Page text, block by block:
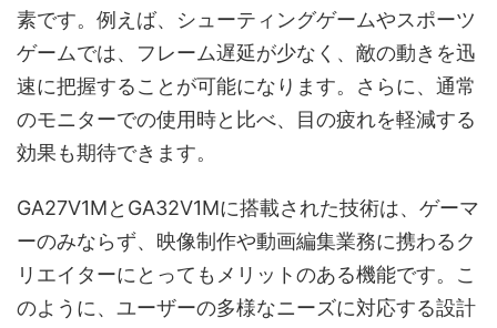
素です。例えば、シューティングゲームやスポーツ
ゲームでは、フレーム遅延が少なく、敵の動きを迅
速に把握することが可能になります。さらに、通常
のモニターでの使用時と比べ、目の疲れを軽減する
効果も期待できます。
GA27V1MとGA32V1Mに搭載された技術は、ゲーマ
ーのみならず、映像制作や動画編集業務に携わるク
リエイターにとってもメリットのある機能です。こ
のように、ユーザーの多様なニーズに対応する設計